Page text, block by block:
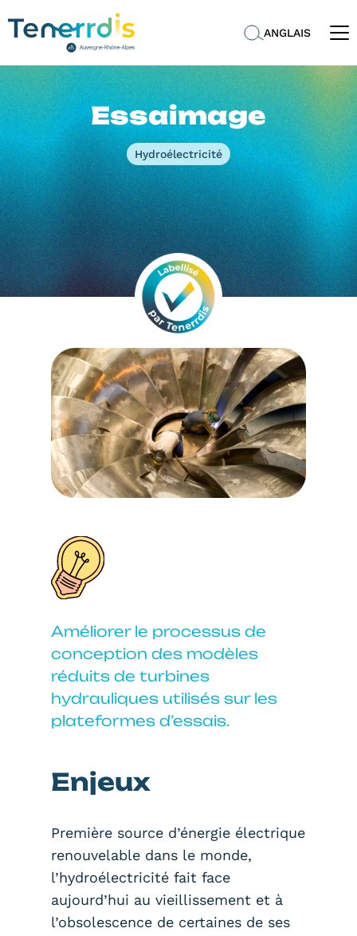
ANGLAIS
Essaimage
Hydroélectricité
Améliorer le processus de
conception des modèles
réduits de turbines
hydrauliques utilisés sur les
plateformes d’essais.
Enjeux
Première source d’énergie électrique
renouvelable dans le monde,
l’hydroélectricité fait face
aujourd’hui au vieillissement et à
l’obsolescence de certaines de ses